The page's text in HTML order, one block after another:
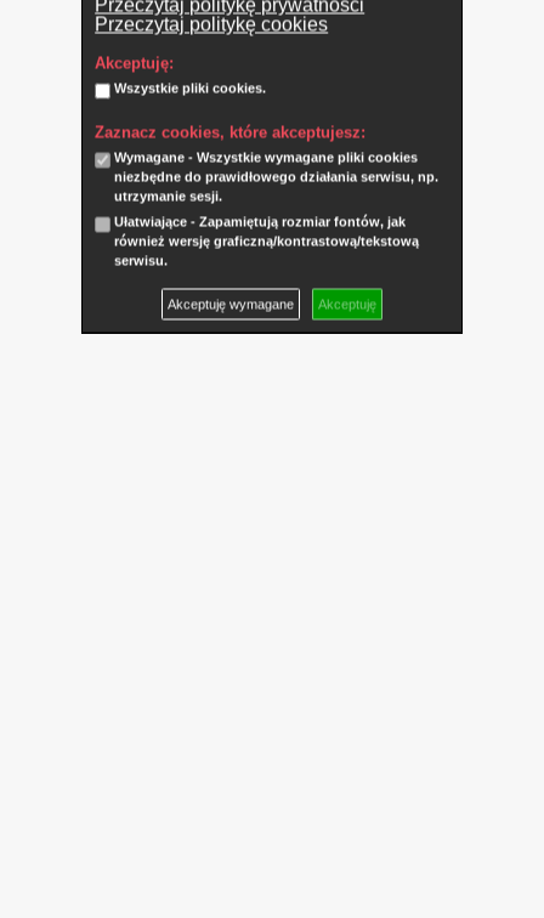
Przeczytaj politykę prywatności
Przeczytaj politykę cookies
Akceptuję:
Wszystkie pliki cookies.
Zaznacz cookies, które akceptujesz:
Wymagane - Wszystkie wymagane pliki cookies
niezbędne do prawidłowego działania serwisu, np.
utrzymanie sesji.
Ułatwiające - Zapamiętują rozmiar fontów, jak
również wersję graficzną/kontrastową/tekstową
serwisu.
Akceptuję wymagane Akceptuję